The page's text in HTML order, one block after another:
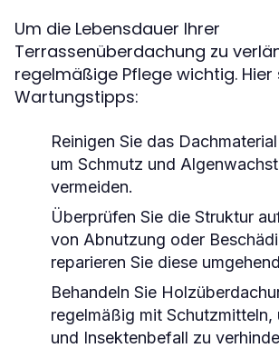
Um die Lebensdauer Ihrer
Terrassenüberdachung zu
regelmäßige Pflege wichtig. Hier
Wartungstipps:
Reinigen Sie das
um Schmutz und
vermeiden.
Überprüfen Sie die Struktur
von Abnutzung oder
reparieren Sie diese
Behandeln Sie
regelmäßig mit Schutzmitteln,
und Insektenbefall zu